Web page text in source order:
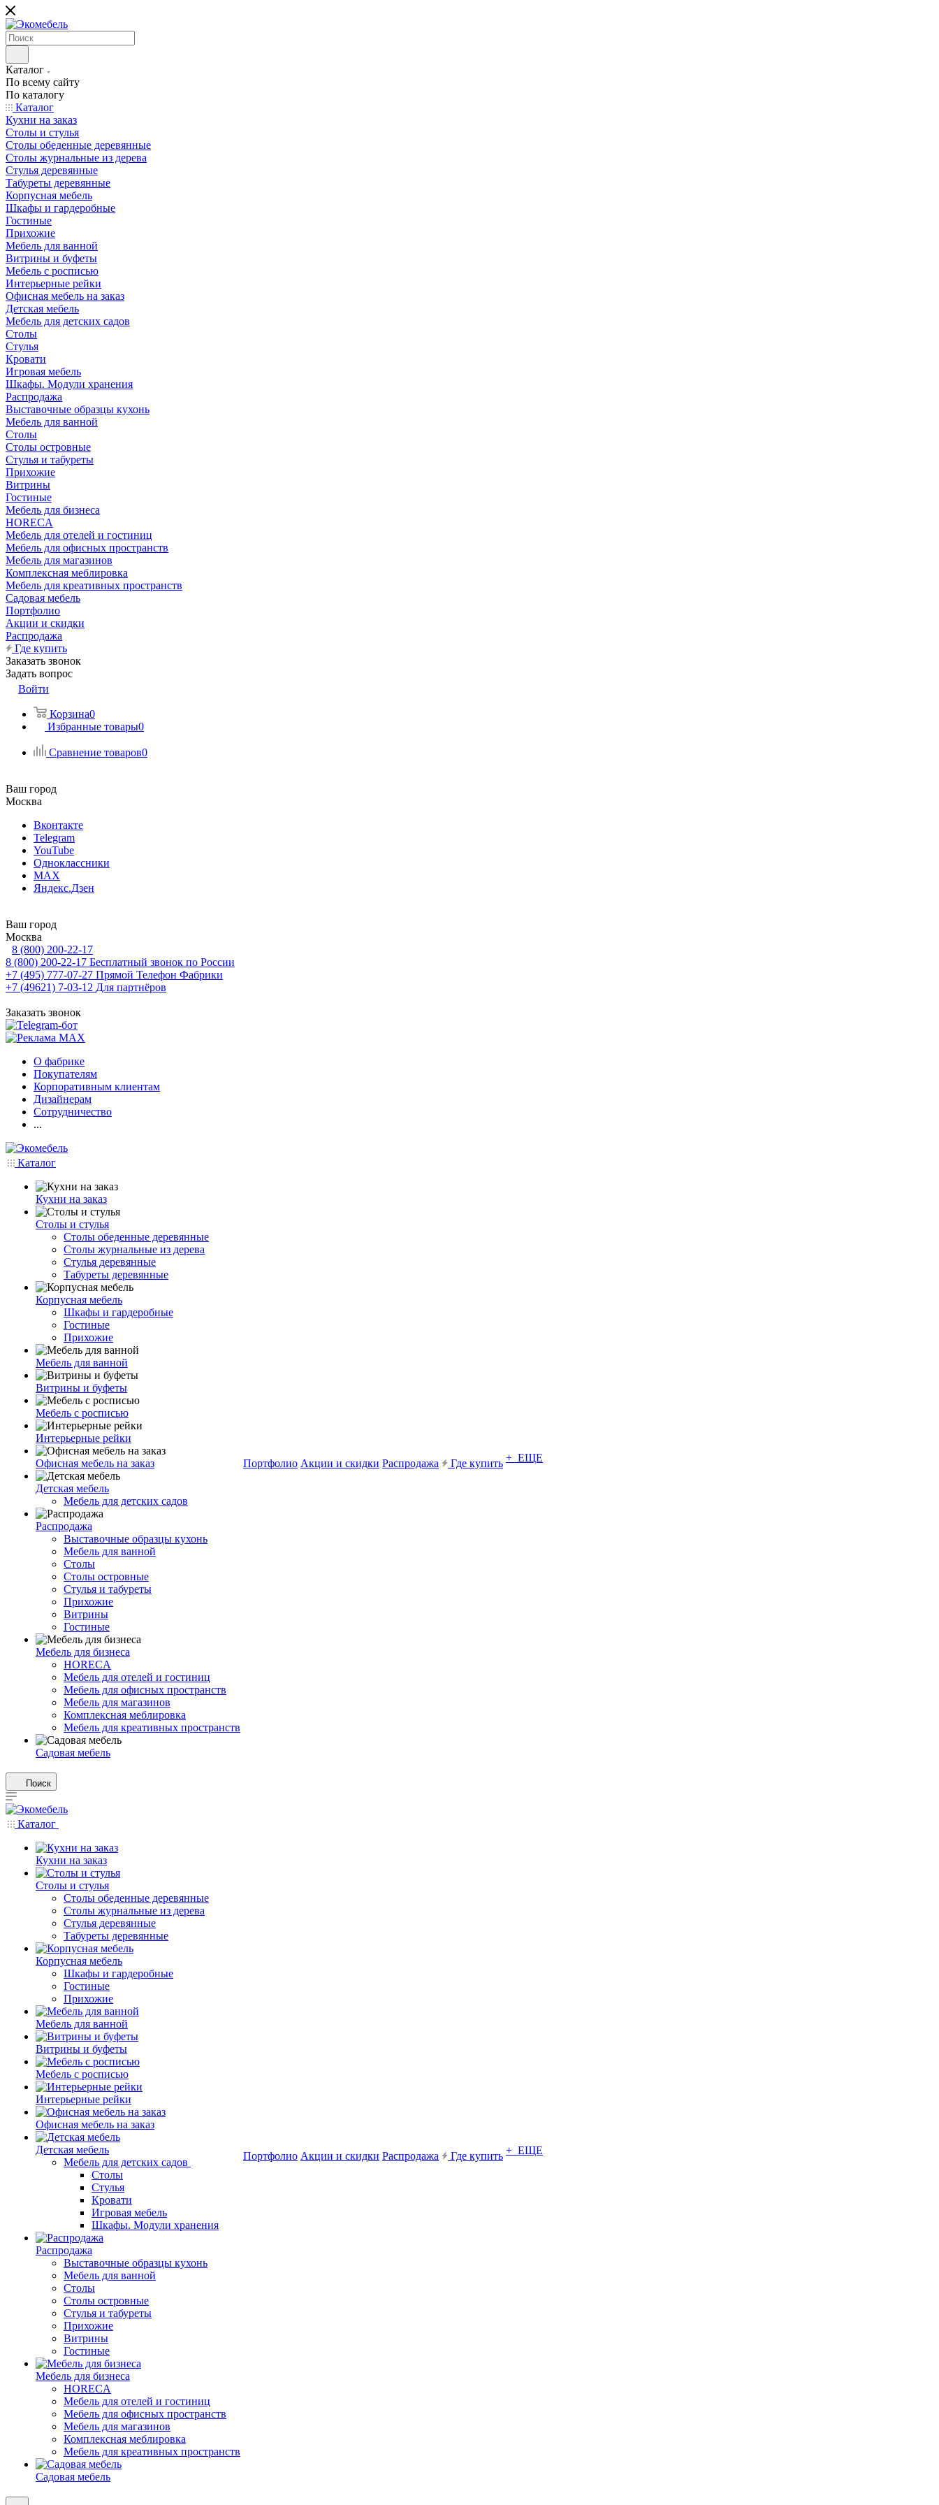
Каталог
По всему сайту
По каталогу
Каталог
Кухни на заказ
Столы и стулья
Столы обеденные деревянные
Столы журнальные из дерева
Стулья деревянные
Табуреты деревянные
Корпусная мебель
Шкафы и гардеробные
Гостиные
Прихожие
Мебель для ванной
Витрины и буфеты
Мебель с росписью
Интерьерные рейки
Офисная мебель на заказ
Детская мебель
Мебель для детских садов
Столы
Стулья
Кровати
Игровая мебель
Шкафы. Модули хранения
Распродажа
Выставочные образцы кухонь
Мебель для ванной
Столы
Столы островные
Стулья и табуреты
Прихожие
Витрины
Гостиные
Мебель для бизнеса
HORECA
Мебель для отелей и гостиниц
Мебель для офисных пространств
Мебель для магазинов
Комплексная меблировка
Мебель для креативных пространств
Садовая мебель
Портфолио
Акции и скидки
Распродажа
Где купить
Заказать звонок
Задать вопрос
Войти
Корзина0
Избранные товары0
Сравнение товаров0
Ваш город
Москва
Вконтакте
Telegram
YouTube
Одноклассники
MAX
Яндекс.Дзен
Ваш город
Москва
8 (800) 200-22-17
8 (800) 200-22-17 Бесплатный звонок по России
+7 (495) 777-07-27 Прямой Телефон Фабрики
+7 (49621) 7-03-12 Для партнёров
Заказать звонок
О фабрике
Покупателям
Корпоративным клиентам
Дизайнерам
Сотрудничество
...
Каталог
Кухни на заказ
Столы и стулья
Столы обеденные деревянные
Столы журнальные из дерева
Стулья деревянные
Табуреты деревянные
Корпусная мебель
Шкафы и гардеробные
Гостиные
Прихожие
Мебель для ванной
Витрины и буфеты
Мебель с росписью
Интерьерные рейки
Офисная мебель на заказ
Детская мебель
Мебель для детских садов
Распродажа
Выставочные образцы кухонь
Мебель для ванной
Столы
Столы островные
Стулья и табуреты
Прихожие
Витрины
Гостиные
Мебель для бизнеса
HORECA
Мебель для отелей и гостиниц
Мебель для офисных пространств
Мебель для магазинов
Комплексная меблировка
Мебель для креативных пространств
Садовая мебель
Портфолио Акции и скидки Распродажа Где купить + ЕЩЕ
Поиск
Каталог
Кухни на заказ
Столы и стулья
Столы обеденные деревянные
Столы журнальные из дерева
Стулья деревянные
Табуреты деревянные
Корпусная мебель
Шкафы и гардеробные
Гостиные
Прихожие
Мебель для ванной
Витрины и буфеты
Мебель с росписью
Интерьерные рейки
Офисная мебель на заказ
Детская мебель
Мебель для детских садов
Столы
Стулья
Кровати
Игровая мебель
Шкафы. Модули хранения
Распродажа
Выставочные образцы кухонь
Мебель для ванной
Столы
Столы островные
Стулья и табуреты
Прихожие
Витрины
Гостиные
Мебель для бизнеса
HORECA
Мебель для отелей и гостиниц
Мебель для офисных пространств
Мебель для магазинов
Комплексная меблировка
Мебель для креативных пространств
Садовая мебель
Портфолио Акции и скидки Распродажа Где купить + ЕЩЕ